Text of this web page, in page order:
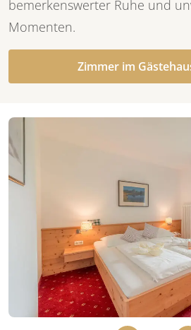
bemerkenswerter Ruhe und
Momenten.
Zimmer im